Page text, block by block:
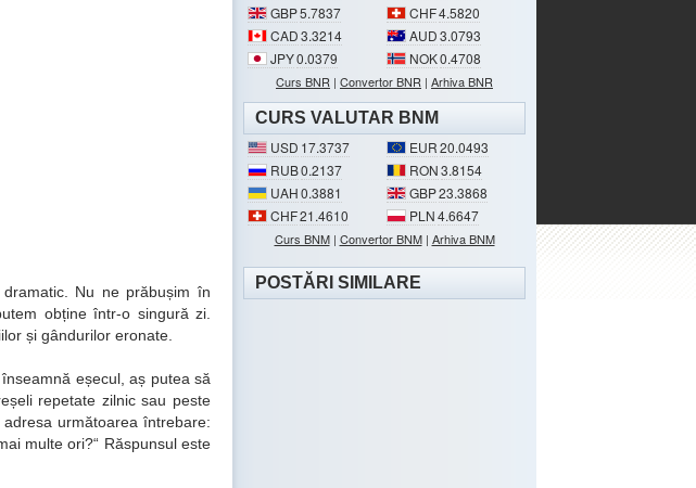
Nu ne prăbușim în
obține într-o singură zi.
și gândurilor eronate.
eșecul, aș putea să
repetate zilnic sau peste
următoarea întrebare:
multe ori?
Răspunsul este
GBP5.7837 CHF4.5820
CAD3.3214 AUD3.0793
JPY0.0379 NOK0.4708
Curs BNR | Convertor BNR | Arhiva BNR
CURS VALUTAR BNM
USD 17.3737 EUR20.0493
RUB0.2137 RON3.8154
UAH0.3881 GBP23.3868
CHF21.4610 PLN4.6647
Curs BNM| Convertor BNM| Arhiva BNM
POSTĂRI SIMILARE